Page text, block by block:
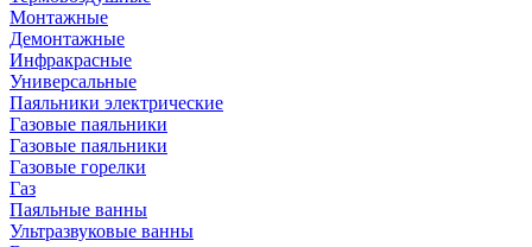
Монтажные
Демонтажные
Инфракрасные
Универсальные
Паяльники электрические
Газовые паяльники
Газовые паяльники
Газовые горелки
Газ
Паяльные ванны
Ультразвуковые ванны